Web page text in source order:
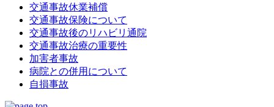
交通事故休業補償
交通事故保険について
交通事故後のリハビリ通院
交通事故治療の重要性
加害者事故
病院との併用について
自損事故